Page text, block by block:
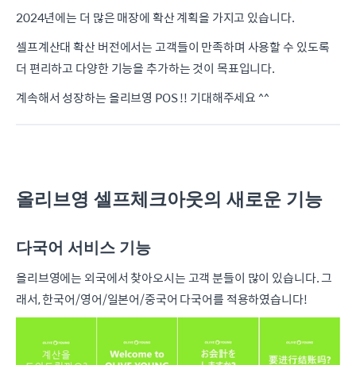
2024년에는 더 많은 매장에 확산 계획을 가지고 있습니다.
셀프계산대 확산 버전에서는 고객들이 만족하며 사용할 수 있도록
더 편리하고 다양한 기능을 추가하는 것이 목표입니다.
계속해서 성장하는 올리브영 POS !! 기대해주세요 ^^
올리브영 셀프체크아웃의 새로운 기능
다국어 서비스 기능
올리브영에는 외국에서 찾아오시는 고객 분들이 많이 있습니다. 그
래서, 한국어/영어/일본어/중국어 다국어를 적용하였습니다!